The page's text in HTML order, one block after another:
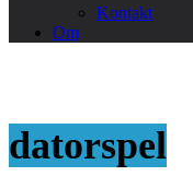
Kontakt
Om
datorspel